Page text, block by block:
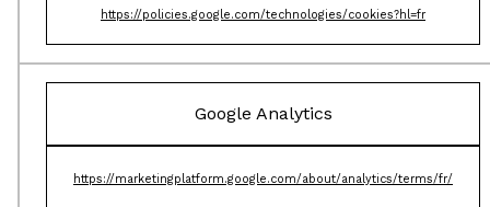
https://policies.google.com/technologies/cookies?hl=fr
Google Analytics
https://marketingplatform.google.com/about/analytics/terms/fr/